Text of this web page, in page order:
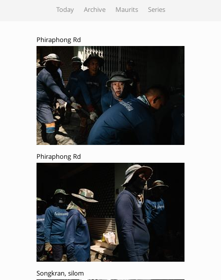
Today Archive Maurits Series
Phiraphong Rd
Phiraphong Rd
Songkran, silom